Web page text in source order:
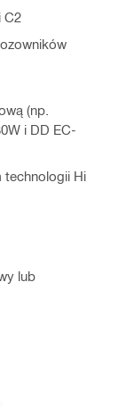
C2
(np.
i DD EC-
technologii Hi
lub